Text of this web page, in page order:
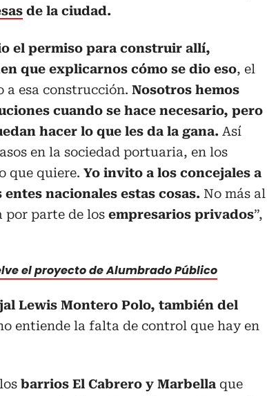
de la ciudad.
el permiso para construir allí,
que explicarnos cómo se dio eso, el
a esa construcción. Nosotros hemos
cuando se hace necesario, pero
hacer lo que les da la gana. Así
en la sociedad portuaria, en los
que quiere. Yo invito a los concejales a
nacionales estas cosas. No más al
por parte de los empresarios privados”,
el proyecto de Alumbrado Público
Lewis Montero Polo, también del
entiende la falta de control que hay en
barrios El Cabrero y Marbella que